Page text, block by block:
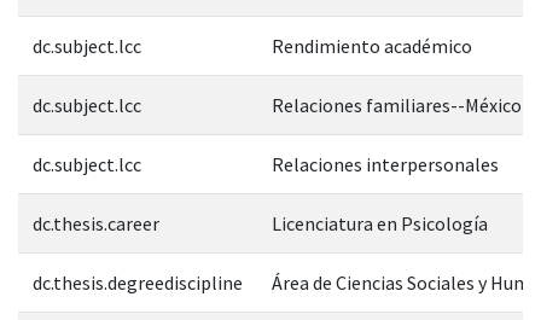
dc.subject.lcc Rendimiento académico
dc.subject.lcc Relaciones familiares--México--
dc.subject.lcc Relaciones interpersonales
dc.thesis.career Licenciatura en Psicología
dc.thesis.degreediscipline Área de Ciencias Sociales y